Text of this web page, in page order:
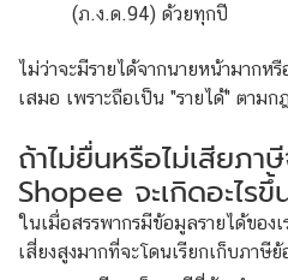
(ภ.ง.ด.94) ด้วยทุกปี
ไม่ว่าจะมีรายได้จากนายหน้ามากห
เสมอ เพราะถือเป็น "รายได้" ตามก
ถ้าไม่ยื่นหรือไม่เสียภา
Shopee จะเกิดอะไรขึ้
ในเมื่อสรรพากรมีข้อมูลรายได้ของ
เสี่ยงสูงมากที่จะโดนเรียกเก็บภา